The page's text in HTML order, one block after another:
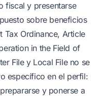
fiscal y presentarse
sobre beneficios
Tax Ordinance, Article
in the Field of
File y Local File no se
específico en el perfil:
y ponerse a